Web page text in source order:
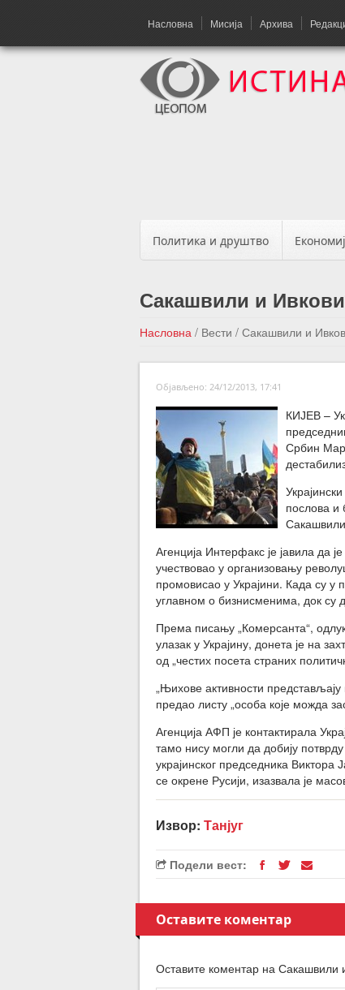
Насловна Мисија Архива
Политика и друштво
Сакашвили и
Насловна / Вести / Сакашвили и
Објављено: 24/12/2013, 17:41
КИЈЕВ –
Србин
послова и
Агенција Интерфакс је јавила да
учествовао у организовању
промовисао у Украјини. Када су
углавном о бизнисменима, док су
Према писању „Комерсанта“,
улазак у Украјину, донета је на
од „честих посета страних
„Њихове активности
предао листу „особа које можда
Агенција АФП је контактирала
тамо нису могли да добију
украјинског председника
се окрене Русији, изазвала је
Извор: Танјуг
Подели вест:
Оставите коментар
Оставите коментар на Сакашвили